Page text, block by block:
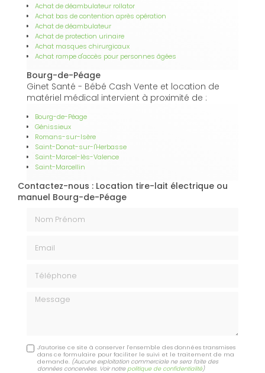
Achat de déambulateur rollator
Achat bas de contention après opération
Achat de déambulateur
Achat de protection urinaire
Achat masques chirurgicaux
Achat rampe d'accès pour personnes âgées
Bourg-de-Péage
Ginet Santé - Bébé Cash Vente et location de
matériel médical intervient à proximité de :
Bourg-de-Péage
Génissieux
Romans-sur-Isère
Saint-Donat-sur-l'Herbasse
Saint-Marcel-lès-Valence
Saint-Marcellin
Contactez-nous : Location tire-lait électrique ou
manuel Bourg-de-Péage
Message
J'autorise ce site à conserver l'ensemble des données transmises
dans ce formulaire pour faciliter le suivi et le traitement de ma
demande. (Aucune exploitation commerciale ne sera faite des
données concervées. Voir notre politique de confidentialité)